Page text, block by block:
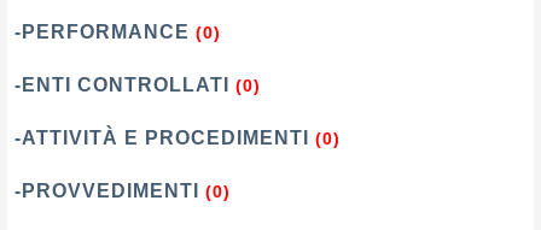
-PERFORMANCE (0)
-ENTI CONTROLLATI (0)
-ATTIVITÀ E PROCEDIMENTI (0)
-PROVVEDIMENTI (0)